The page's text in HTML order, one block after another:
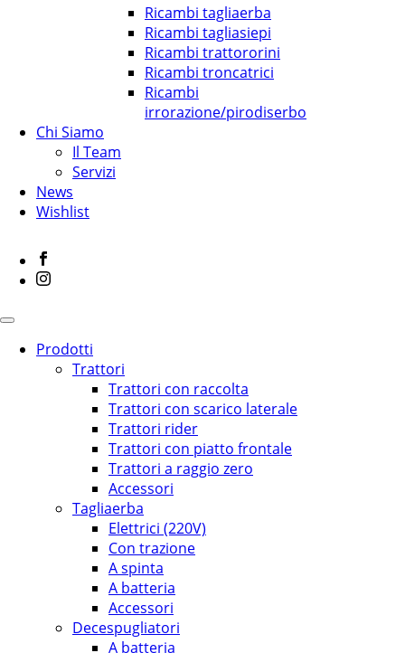
Ricambi tagliaerba
Ricambi tagliasiepi
Ricambi trattororini
Ricambi troncatrici
Ricambi
irrorazione/pirodiserbo
Chi Siamo
Il Team
Servizi
News
Wishlist
Prodotti
Trattori
Trattori con raccolta
Trattori con scarico laterale
Trattori rider
Trattori con piatto frontale
Trattori a raggio zero
Accessori
Tagliaerba
Elettrici (220V)
Con trazione
A spinta
A batteria
Accessori
Decespugliatori
A batteria